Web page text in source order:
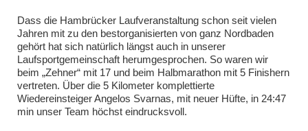
Dass die Hambrücker Laufveranstaltung schon seit vielen
Jahren mit zu den bestorganisierten von ganz Nordbaden
gehört hat sich natürlich längst auch in unserer
Laufsportgemeinschaft herumgesprochen. So waren wir
beim „Zehner“ mit 17 und beim Halbmarathon mit 5 Finishern
vertreten. Über die 5 Kilometer komplettierte
Wiedereinsteiger Angelos Svarnas, mit neuer Hüfte, in 24:47
min unser Team höchst eindrucksvoll.